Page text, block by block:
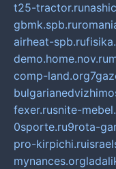
t25-tractor.ru
gbmk.spb.ru
airheat-spb.ru
demo.home.nov.ru
comp-land.org
fexer.rusnite-
0sporte.ru9rota-
pro-kirpichi.ru
mynances.org